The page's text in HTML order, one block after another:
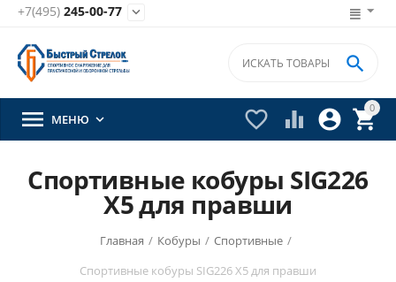
+7(495) 245-00-77 
0


 

 МЕНЮ 
Спортивные кобуры SIG226
X5 для правши
Главная / Кобуры / Спортивные /
Спортивные кобуры SIG226 X5 для правши